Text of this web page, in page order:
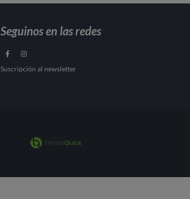
Seguinos en las redes
Suscripción al newsletter